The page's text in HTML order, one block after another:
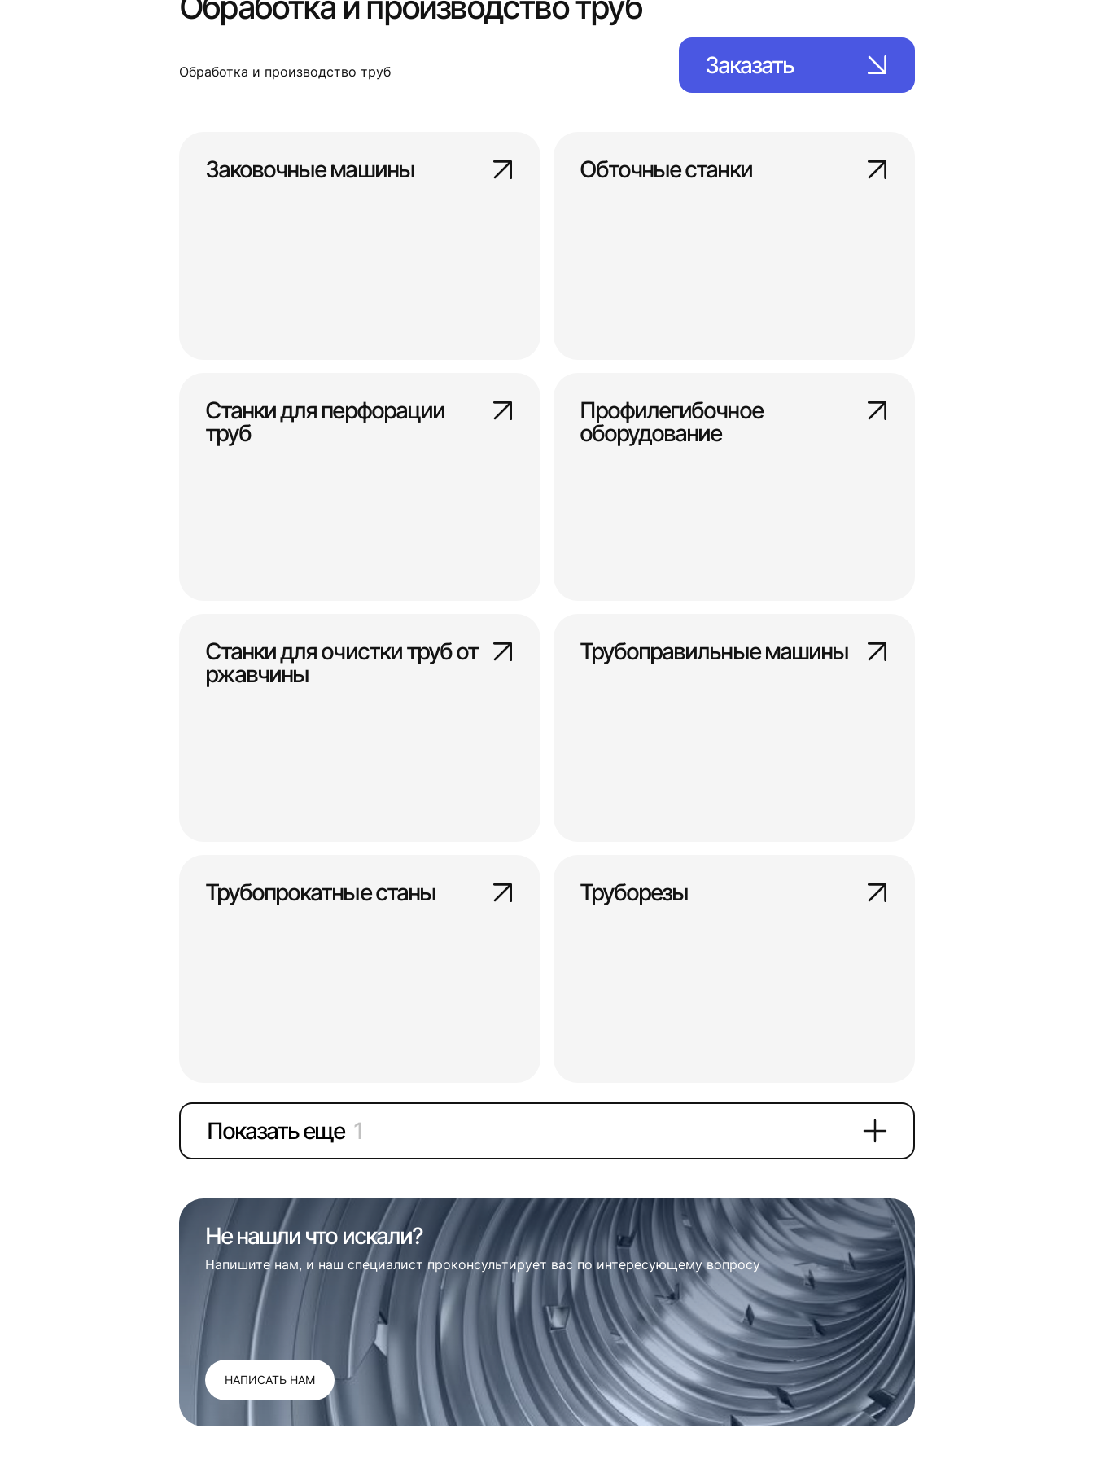
Обработка и производство труб Заказать
Заковочные машины Обточные станки
Станки для перфорации
труб
Профилегибочное
оборудование
Станки для очистки труб от
ржавчины
Трубоправильные машины
Трубопрокатные станы Труборезы
Показать еще 1
Не нашли что искали?
Напишите нам, и наш специалист проконсультирует вас по интересующему вопросу
НАПИСАТЬ НАМ